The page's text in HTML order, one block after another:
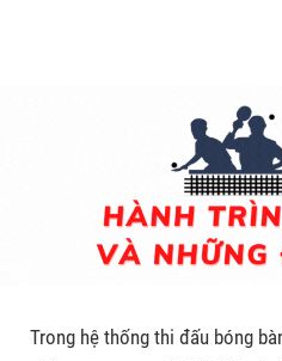
Trong hệ thống thi đấu bóng